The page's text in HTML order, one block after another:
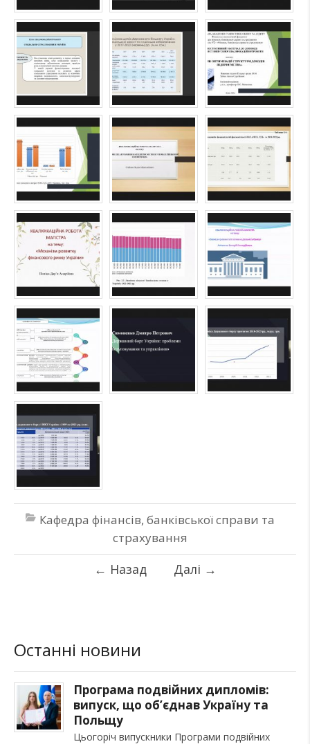
Кафедра фінансів, банківської справи та
страхування
← Назад Далі →
Останні новини
Програма подвійних дипломів:
випуск, що об’єднав Україну та
Польщу
Цьогоріч випускники Програми подвійних